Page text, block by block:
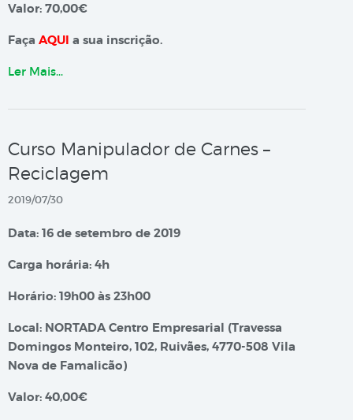
Valor: 70,00€
Faça AQUI a sua inscrição.
Ler Mais…
Curso Manipulador de Carnes –
Reciclagem
2019/07/30
Data: 16 de setembro de 2019
Carga horária: 4h
Horário: 19h00 às 23h00
Local: NORTADA Centro Empresarial (Travessa
Domingos Monteiro, 102, Ruivães, 4770-508 Vila
Nova de Famalicão)
Valor: 40,00€